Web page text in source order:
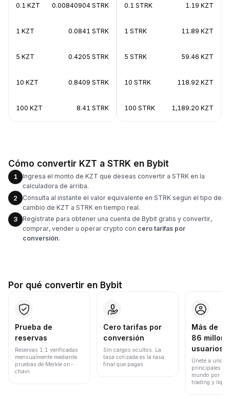
0.1 KZT 0.00840904 STRK
1 KZT 0.0841 STRK
5 KZT 0.4205 STRK
10 KZT 0.8409 STRK
100 KZT 8.41 STRK
0.1 STRK 1.19 KZT
1 STRK 11.89 KZT
5 STRK 59.46 KZT
10 STRK 118.92 KZT
100 STRK 1,189.20 KZT
Cómo convertir KZT a STRK en Bybit
1
Ingresa el monto de KZT que deseas convertir a STRK en la
calculadora de arriba.
2
Consulta al instante el valor equivalente en STRK según el tipo de
cambio de KZT a STRK en tiempo real.
3
Regístrate para obtener una cuenta de Bybit gratis y convertir,
comprar, vender u operar crypto con cero tarifas por
conversión.
Por qué convertir en Bybit
Prueba de
reservas
Reservas 1:1 verificadas
mensualmente mediante
pruebas de Merkle on-
chain.
Cero tarifas por
conversión
Sin cargos ocultos. La
tasa cotizada es la tasa
final que pagas.
Más de
86
usuarios
Únete a uno
principales
mundo por
trading y